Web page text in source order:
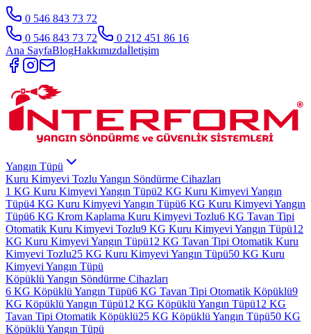
0 546 843 73 72
0 546 843 73 72
0 212 451 86 16
Ana SayfaBlogHakkımızdaİletişim
Yangın Tüpü
Kuru Kimyevi Tozlu Yangın Söndürme Cihazları
1 KG Kuru Kimyevi Yangın Tüpü2 KG Kuru Kimyevi Yangın
Tüpü4 KG Kuru Kimyevi Yangın Tüpü6 KG Kuru Kimyevi Yangın
Tüpü6 KG Krom Kaplama Kuru Kimyevi Tozlu6 KG Tavan Tipi
Otomatik Kuru Kimyevi Tozlu9 KG Kuru Kimyevi Yangın Tüpü12
KG Kuru Kimyevi Yangın Tüpü12 KG Tavan Tipi Otomatik Kuru
Kimyevi Tozlu25 KG Kuru Kimyevi Yangın Tüpü50 KG Kuru
Kimyevi Yangın Tüpü
Köpüklü Yangın Söndürme Cihazları
6 KG Köpüklü Yangın Tüpü6 KG Tavan Tipi Otomatik Köpüklü9
KG Köpüklü Yangın Tüpü12 KG Köpüklü Yangın Tüpü12 KG
Tavan Tipi Otomatik Köpüklü25 KG Köpüklü Yangın Tüpü50 KG
Köpüklü Yangın Tüpü